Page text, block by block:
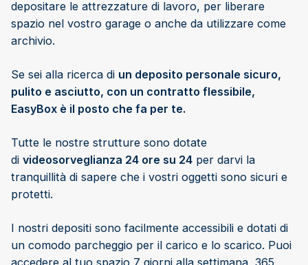
depositare le attrezzature di lavoro, per liberare
spazio nel vostro garage o anche da utilizzare come
archivio.
Se sei alla ricerca di un deposito personale sicuro,
pulito e asciutto, con un contratto flessibile,
EasyBox è il posto che fa per te.
Tutte le nostre strutture sono dotate
di videosorveglianza 24 ore su 24 per darvi la
tranquillità di sapere che i vostri oggetti sono sicuri e
protetti.
I nostri depositi sono facilmente accessibili e dotati di
un comodo parcheggio per il carico e lo scarico. Puoi
accedere al tuo spazio 7 giorni alla settimana, 365